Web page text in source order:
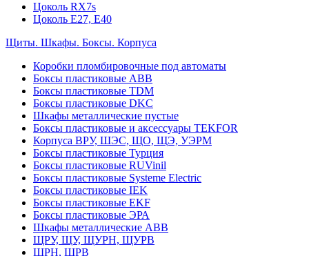
Цоколь RX7s
Цоколь Е27, E40
Щиты. Шкафы. Боксы. Корпуса
Коробки пломбировочные под автоматы
Боксы пластиковые ABB
Боксы пластиковые TDM
Боксы пластиковые DKC
Шкафы металлические пустые
Боксы пластиковые и аксессуары TEKFOR
Корпуса ВРУ, ШЭС, ЩО, ЩЭ, УЭРМ
Боксы пластиковые Турция
Боксы пластиковые RUVinil
Боксы пластиковые Systeme Electric
Боксы пластиковые IEK
Боксы пластиковые EKF
Боксы пластиковые ЭРА
Шкафы металлические ABB
ЩРУ, ЩУ, ЩУРН, ЩУРВ
ЩРН, ЩРВ